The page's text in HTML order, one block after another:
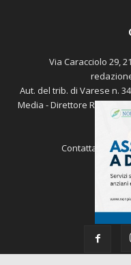
Via Caracciolo 29,
Aut. del trib. di Varese n.
Media - Direttore
Contattaci: